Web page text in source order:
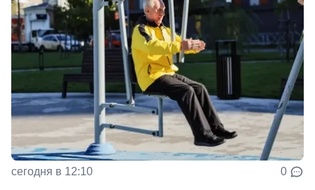
сегодня в 12:10 0